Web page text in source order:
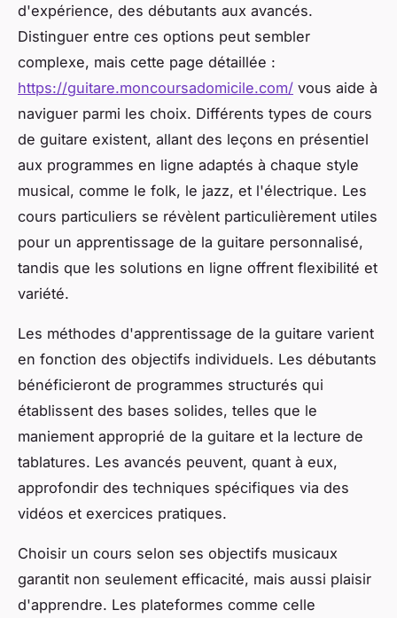
d'expérience, des débutants aux avancés.
Distinguer entre ces options peut sembler
complexe, mais cette page détaillée :
https://guitare.moncoursadomicile.com/ vous aide à
naviguer parmi les choix. Différents types de cours
de guitare existent, allant des leçons en présentiel
aux programmes en ligne adaptés à chaque style
musical, comme le folk, le jazz, et l'électrique. Les
cours particuliers se révèlent particulièrement utiles
pour un apprentissage de la guitare personnalisé,
tandis que les solutions en ligne offrent flexibilité et
variété.
Les méthodes d'apprentissage de la guitare varient
en fonction des objectifs individuels. Les débutants
bénéficieront de programmes structurés qui
établissent des bases solides, telles que le
maniement approprié de la guitare et la lecture de
tablatures. Les avancés peuvent, quant à eux,
approfondir des techniques spécifiques via des
vidéos et exercices pratiques.
Choisir un cours selon ses objectifs musicaux
garantit non seulement efficacité, mais aussi plaisir
d'apprendre. Les plateformes comme celle